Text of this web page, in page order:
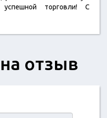
торговли! С
отзыв